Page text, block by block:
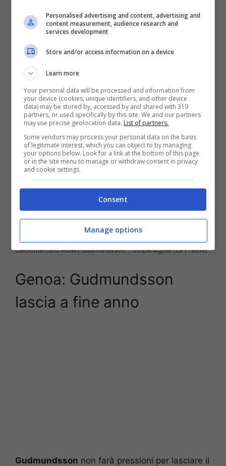
Secondo le ultime notizie
mercato
di lasciar andare a stagione in
corso
andare a blindare il giocatore per evitare che
vada via nei prossimi mesi.
Calciomercato Albert Gudmundsson – Stopandgoal (La Presse)
Genoa: Gudmundsson
lascia a fine anno
Gudmundsson non farà pressioni per lasciare il
Personalised advertising and content, advertising and
content measurement, audience research and
services development
Store and/or access information on a device
Learn more
Your personal data will be processed and information from
your device (cookies, unique identifiers, and other device
data) may be stored by, accessed by and shared with 319
partners, or used specifically by this site. We and our partners
may use precise geolocation data. List of partners.
Some vendors may process your personal data on the basis
of legitimate interest, which you can object to by managing
your options below. Look for a link at the bottom of this page
or in the site menu to manage or withdraw consent in privacy
and cookie settings.
Consent
Manage options